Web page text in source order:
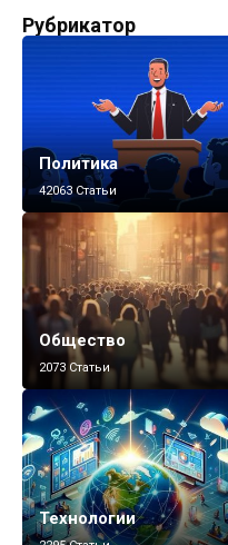
Рубрикатор
Политика
42063 Статьи
Общество
2073 Статьи
Технологии